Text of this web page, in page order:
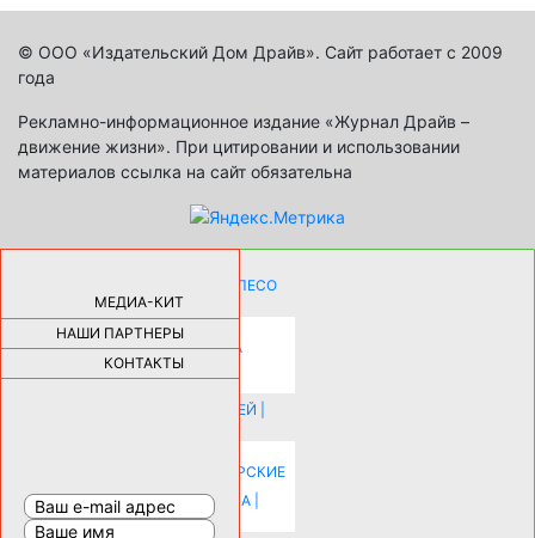
© ООО «Издательский Дом Драйв». Сайт работает с 2009
года
Рекламно-информационное издание «Журнал Драйв –
движение жизни». При цитировании и использовании
материалов ссылка на сайт обязательна
МЕДИА-КИТ
НАШИ ПАРТНЕРЫ
КОНТАКТЫ
КАК ДЕВУШКЕ ПОМЕНЯТЬ КОЛЕСО
НА АВТОМОБИЛЕ |69185
НОВЫЕ РАЗРАБОТКИ ДЛЯ
ОЗДОРОВЛЕНИЯ ОРГАНИЗМА
ПЛАТФОРМА ШУМАННА 3Д И
КАПСУЛА ЗДОРОВЬЯ |28293
ИСТОРИЯ НАКЛАДНЫХ НОГТЕЙ |
КОМНАТУ: ХИТРЫЕ ДИЗАЙНЕРСКИЕ
РАСШИРЕНИЯ ПРОСТРАНСТВА |
16202